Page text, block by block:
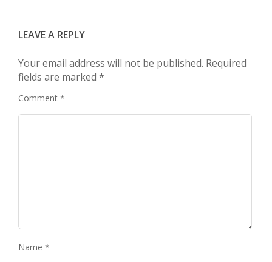
LEAVE A REPLY
Your email address will not be published. Required
fields are marked *
Comment *
Name *